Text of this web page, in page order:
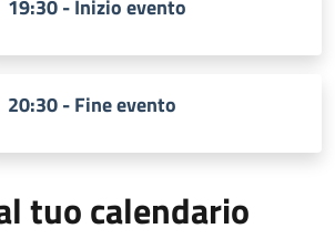
19:30 - Inizio evento
20:30 - Fine evento
tuo calendario